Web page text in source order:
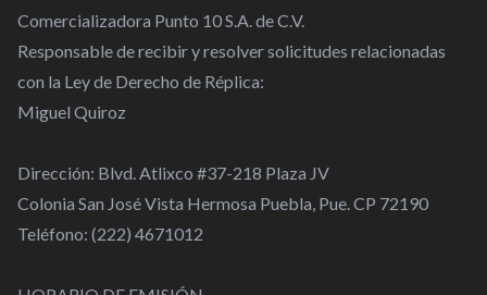
Comercializadora Punto 10 S.A. de C.V.
Responsable de recibir y resolver solicitudes relacionadas
con la Ley de Derecho de Réplica:
Miguel Quiroz
Dirección: Blvd. Atlixco #37-218 Plaza JV
Colonia San José Vista Hermosa Puebla, Pue. CP 72190
Teléfono: (222) 4671012